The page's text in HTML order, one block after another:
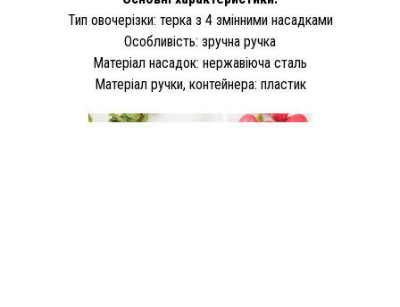
Тип овочерізки: терка з 4 змінними насадками
Особливість: зручна ручка
Матеріал насадок: нержавіюча сталь
Матеріал ручки, контейнера: пластик